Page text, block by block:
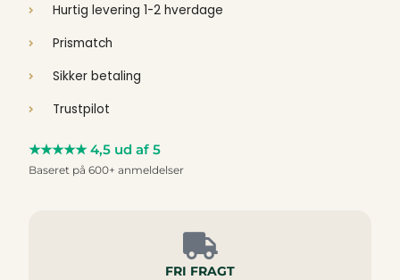
Hurtig levering 1-2 hverdage
Prismatch
Sikker betaling
Trustpilot
★★★★★ 4,5 ud af 5
Baseret på 600+ anmeldelser
FRI FRAGT